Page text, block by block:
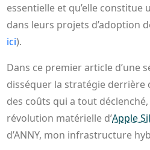
essentielle et qu’elle
dans leurs projets d’adoption
ici).
Dans ce premier article d’une
disséquer la stratégie derrière
des coûts qui a tout
révolution matérielle d’Apple
d’ANNY, mon infrastructure